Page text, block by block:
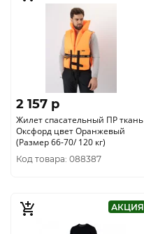
2 157 p
Жилет спасательный ПР ткань
Оксфорд цвет Оранжевый
(Размер 66-70/ 120 кг)
Код товара: 088387
АКЦИЯ